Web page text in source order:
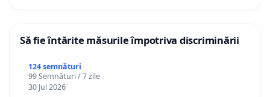
Să fie întărite măsurile împotriva discriminării
124 semnături
99 Semnături / 7 zile
30 Jul 2026